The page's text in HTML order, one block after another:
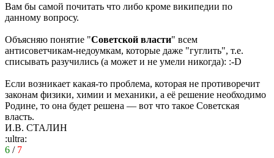
Вам бы самой почитать что либо кроме википедии по
данному вопросу.
Объясняю понятие "Советской власти" всем
антисоветчикам-недоумкам, которые даже "гуглить", т.е.
списывать разучились (а может и не умели никогда): :-D
Если возникает какая-то проблема, которая не противоречит
законам физики, химии и механики, а её решение необходимо
Родине, то она будет решена — вот что такое Советская
власть.
И.В. СТАЛИН
:ultra:
6 / 7